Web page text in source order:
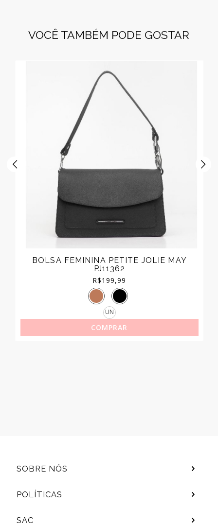
VOCÊ TAMBÉM PODE GOSTAR
BOLSA FEMININA PETITE JOLIE MAY
PJ11362
R$199,99
UN
COMPRAR
SOBRE NÓS
POLÍTICAS
SAC